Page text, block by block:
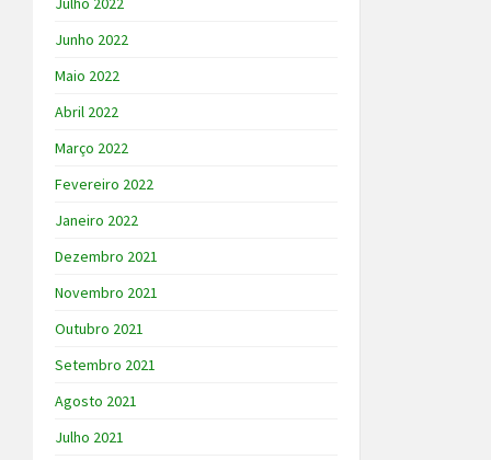
Junho 2022
Maio 2022
Abril 2022
Março 2022
Fevereiro 2022
Janeiro 2022
Dezembro 2021
Novembro 2021
Outubro 2021
Setembro 2021
Agosto 2021
Julho 2021